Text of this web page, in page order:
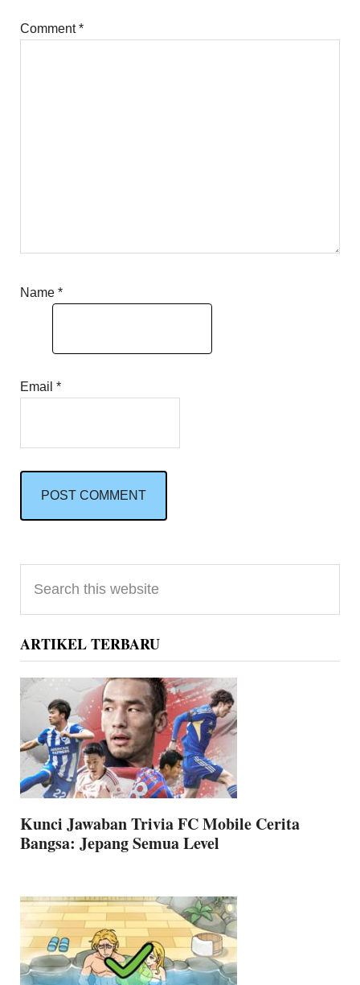
Comment*
Name*
Email*
Primary
Sidebar
this
website
ARTIKEL TERBARU
Kunci Jawaban Trivia FC Mobile Cerita
Bangsa: Jepang Semua Level